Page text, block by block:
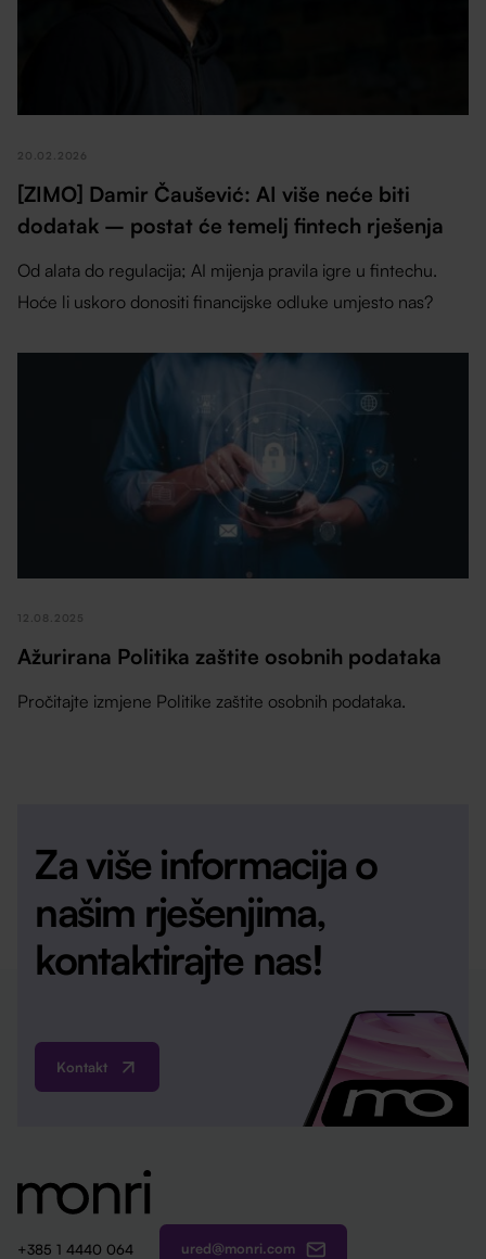
20.02.2026
[ZIMO] Damir Čaušević: AI više neće biti
dodatak – postat će temelj fintech rješenja
Od alata do regulacija; AI mijenja pravila igre u fintechu.
Hoće li uskoro donositi financijske odluke umjesto nas?
12.08.2025
Ažurirana Politika zaštite osobnih podataka
Pročitajte izmjene Politike zaštite osobnih podataka.
Za više informacija o
našim rješenjima,
kontaktirajte nas!
Kontakt
+385 1 4440 064 ured@monri.com